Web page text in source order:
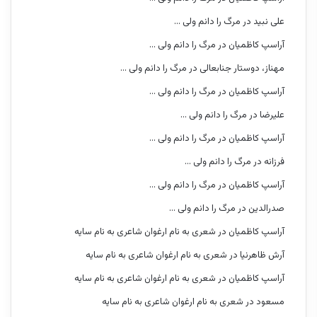
علی نبید در مرگ را دانم ولی …
آراسپ کاظمیان در مرگ را دانم ولی …
مهناز، دوستار جنابعالی در مرگ را دانم ولی …
آراسپ کاظمیان در مرگ را دانم ولی …
علیرضا در مرگ را دانم ولی …
آراسپ کاظمیان در مرگ را دانم ولی …
فرزانه در مرگ را دانم ولی …
آراسپ کاظمیان در مرگ را دانم ولی …
صدرالدین در مرگ را دانم ولی …
آراسپ کاظمیان در شعری به نام ارغوان شاعری به نام سایه
آرش ظاهرنیا در شعری به نام ارغوان شاعری به نام سایه
آراسپ کاظمیان در شعری به نام ارغوان شاعری به نام سایه
مسعود در شعری به نام ارغوان شاعری به نام سایه